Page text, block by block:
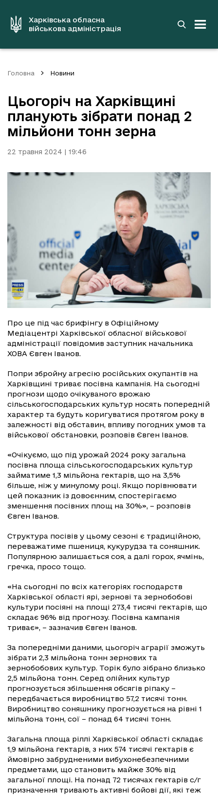
вмістуХарківська обласна
військова адміністрація
Головна Новини
Цьогоріч на Харківщині
планують зібрати понад 2
мільйони тонн зерна
22 травня 2024 | 19:46
Про це під час брифінгу в Офіційному
Медіацентрі Харківської обласної військової
адміністрації повідомив заступник начальника
ХОВА Євген Іванов.
Попри збройну агресію російських окупантів на
Харківщині триває посівна кампанія. На сьогодні
прогнози щодо очікуваного врожаю
сільськогосподарських культур носять попередній
характер та будуть коригуватися протягом року в
залежності від обставин, впливу погодних умов та
військової обстановки, розповів Євген Іванов.
«Очікуємо, що під урожай 2024 року загальна
посівна площа сільськогосподарських культур
займатиме 1,3 мільйона гектарів, що на 3,5%
більше, ніж у минулому році. Якщо порівнювати
цей показник із довоєнним, спостерігаємо
зменшення посівних площ на 30%», – розповів
Євген Іванов.
Структура посівів у цьому сезоні є традиційною,
переважатиме пшениця, кукурудза та соняшник.
Популярною залишається соя, а далі горох, ячмінь,
гречка, просо тощо.
«На сьогодні по всіх категоріях господарств
Харківської області ярі, зернові та зернобобові
культури посіяні на площі 273,4 тисячі гектарів, що
складає 96% від прогнозу. Посівна кампанія
триває», – зазначив Євген Іванов.
За попередніми даними, цьогоріч аграрії зможуть
зібрати 2,3 мільйона тонн зернових та
зернобобових культур. Торік було зібрано близько
2,5 мільйона тонн. Серед олійних культур
прогнозується збільшення обсягів ріпаку –
передбачається виробництво 57,2 тисячі тонн.
Виробництво соняшнику прогнозується на рівні 1
мільйона тонн, сої – понад 64 тисячі тонн.
Загальна площа ріллі Харківської області складає
1,9 мільйона гектарів, з них 574 тисячі гектарів є
ймовірно забрудненими вибухонебезпечними
предметами, що становить майже 30% від
загальної площі. На понад 72 тисячах гектарів с/г
призначення тривають активні бойові дії, які теж